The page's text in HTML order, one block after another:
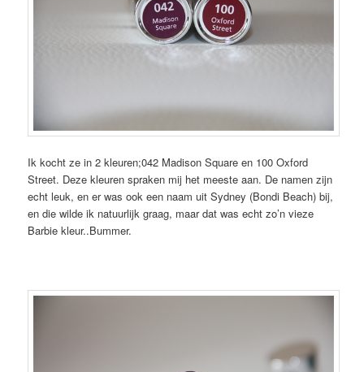
Ik kocht ze in 2 kleuren;042 Madison Square en 100 Oxford
Street. Deze kleuren spraken mij het meeste aan. De namen zijn
echt leuk, en er was ook een naam uit Sydney (Bondi Beach) bij,
en die wilde ik natuurlijk graag, maar dat was echt zo’n vieze
Barbie kleur..Bummer.